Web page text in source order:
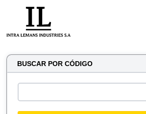
BUSCAR POR CÓDIGO